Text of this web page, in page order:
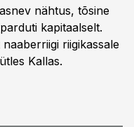
nähtus, tõsine
kapitaalselt.
riigikassale
Kallas.